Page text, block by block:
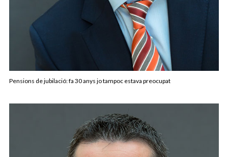
Pensions de jubilació: fa 30 anys jo tampoc estava preocupat